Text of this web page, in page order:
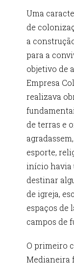
Uma
de
a
para a
objetivo de
Empresa
realizava
de terras e
esporte,
início havia
destinar
de igreja,
espaços de
campos de
O primeiro
Medianeira